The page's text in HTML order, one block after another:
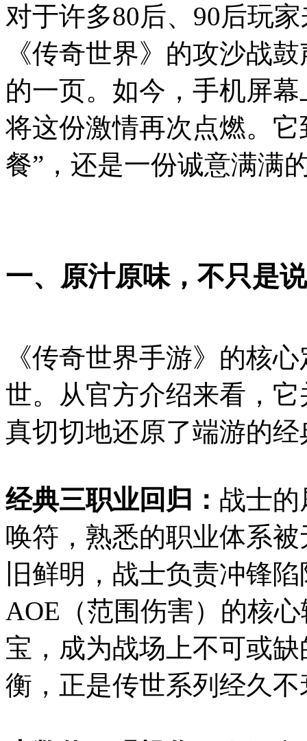
对于许多80后、90后玩
《传奇世界》的攻沙战
的一页。如今，手机屏幕
将这份激情再次点燃。
餐”，还是一份诚意满满
一、原汁原味，不只是
《传奇世界手游》的核
世。从官方介绍来看，
真切切地还原了端游的
经典三职业回归： 战士
唤符，熟悉的职业体系
旧鲜明，战士负责冲锋
AOE（范围伤害）的核
宝，成为战场上不可或
衡，正是传世系列经久